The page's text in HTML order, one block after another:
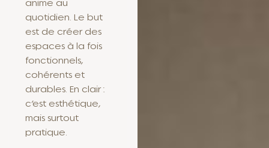
quotidien. Le but
est de créer des
espaces à la fois
fonctionnels,
cohérents et
durables. En clair :
c’est esthétique,
mais surtout
pratique.